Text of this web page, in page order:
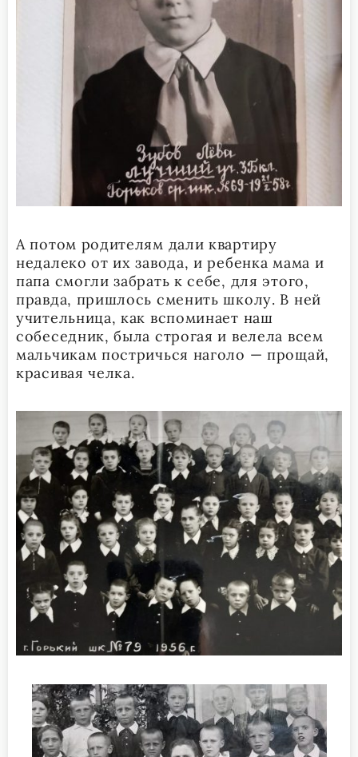
А потом родителям дали квартиру
недалеко от их завода, и ребенка мама и
папа смогли забрать к себе, для этого,
правда, пришлось сменить школу. В ней
учительница, как вспоминает наш
собеседник, была строгая и велела всем
мальчикам постричься наголо — прощай,
красивая челка.